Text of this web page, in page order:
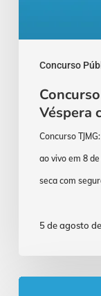
Concurso
Véspera
Concurso
ao vivo em 8
seca com
5 de agosto